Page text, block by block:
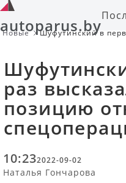
autoparus.by
Новые
Шуфутинский в
раз
позицию
10:232022-09-02
Наталья Гончарова